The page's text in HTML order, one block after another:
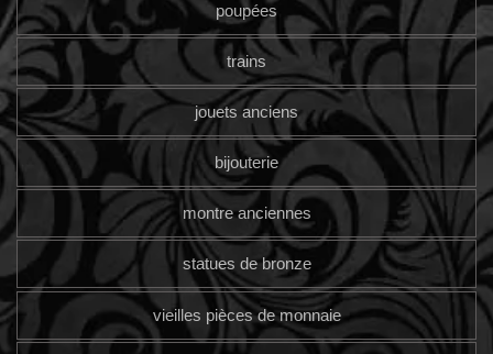
poupées
trains
jouets anciens
bijouterie
montre anciennes
statues de bronze
vieilles pièces de monnaie